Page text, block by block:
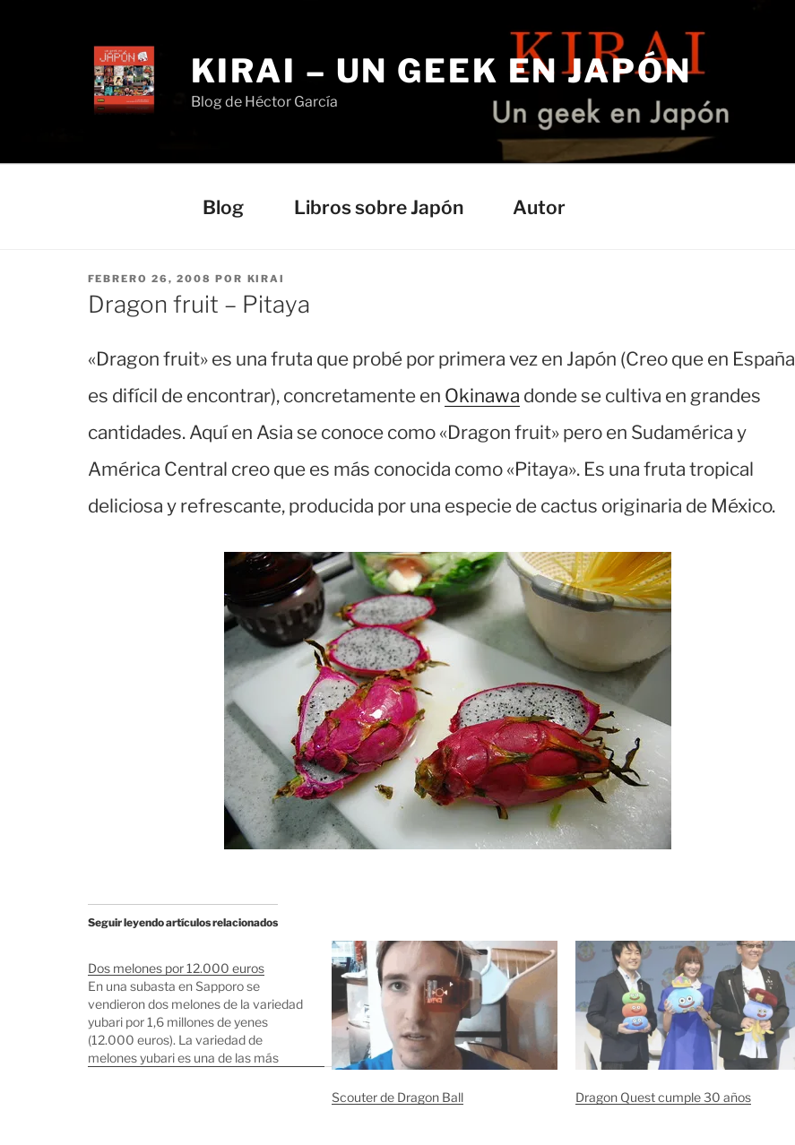
KIRAI – UN GEEK EN JAPÓN
Blog de Héctor García
Blog Libros sobre Japón Autor
PUBLICADO
EL
FEBRERO 26, 2008 POR KIRAI
Dragon fruit – Pitaya
«Dragon fruit» es una fruta que probé por primera vez en Japón (Creo que en España
es difícil de encontrar), concretamente en Okinawa donde se cultiva en grandes
cantidades. Aquí en Asia se conoce como «Dragon fruit» pero en Sudamérica y
América Central creo que es más conocida como «Pitaya». Es una fruta tropical
deliciosa y refrescante, producida por una especie de cactus originaria de México.
Seguir leyendo artículos relacionados
Dos melones por 12.000 euros
En una subasta en Sapporo se
vendieron dos melones de la variedad
yubari por 1,6 millones de yenes
(12.000 euros). La variedad de
melones yubari es una de las más
Scouter de Dragon Ball Dragon Quest cumple 30 años